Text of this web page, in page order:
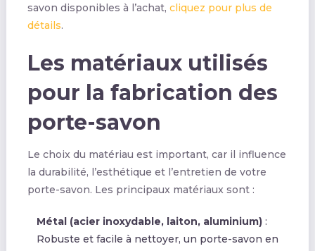
savon disponibles à l’achat, cliquez pour plus de
détails.
Les matériaux utilisés
pour la fabrication des
porte-savon
Le choix du matériau est important, car il influence
la durabilité, l’esthétique et l’entretien de votre
porte-savon. Les principaux matériaux sont :
Métal (acier inoxydable, laiton, aluminium):
Robuste et facile à nettoyer, un porte-savon en